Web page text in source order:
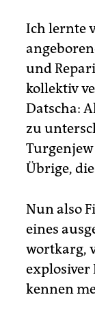
Ich lernte
und
kollektiv
Datscha:
zu
Turgenjew­
Übrige,
Nun also
eines
wortkarg,
explosiver
kennen